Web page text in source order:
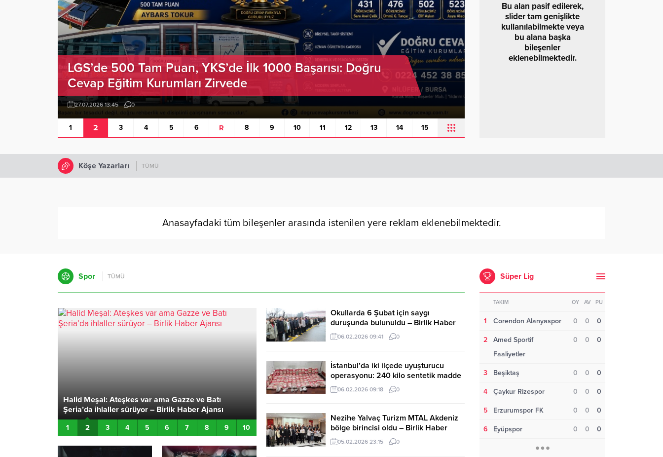
LGS’de 500 Tam Puan, YKS’de İlk 1000 Başarısı: Doğru
Cevap Eğitim Kurumları Zirvede
27.07.2026 13:45 0
1 2 3 4 5 6 R 8 9 10 11 12 13 14 15
Bu alan pasif edilerek,
slider tam genişlikte
kullanılabilmekte veya
bu alana başka
bileşenler
eklenebilmektedir.
Köşe Yazarları TÜMÜ
Anasayfadaki tüm bileşenler arasında istenilen yere reklam eklenebilmektedir.
Spor TÜMÜ
Halid Meşal: Ateşkes var ama Gazze ve Batı
Şeria’da ihlaller sürüyor – Birlik Haber Ajansı
Haber Ajansı
1 2 3 4 5 6 7 8 9 10
Okullarda 6 Şubat için saygı
duruşunda bulunuldu – Birlik Haber
Ajansı
06.02.2026 09:41 0
İstanbul’da iki ilçede uyuşturucu
operasyonu: 240 kilo sentetik madde
ele geçirildi – Birlik Haber Ajansı
06.02.2026 09:18 0
Nezihe Yalvaç Turizm MTAL Akdeniz
bölge birincisi oldu – Birlik Haber
Ajansı
05.02.2026 23:15 0
Süper Lig
TAKIM OY AV PU
1 Corendon Alanyaspor 0 0 0
2
Amed Sportif
Faaliyetler
0 0 0
3 Beşiktaş 0 0 0
4 Çaykur Rizespor 0 0 0
5 Erzurumspor FK 0 0 0
6 Eyüpspor 0 0 0